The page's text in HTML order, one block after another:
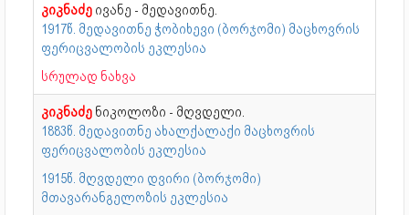
კიკნაძე ივანე - მედავითნე.
1917წ. მედავითნე ჭობიხევი (ბორჯომი) მაცხოვრის
ფერიცვალობის ეკლესია
სრულად ნახვა
კიკნაძე ნიკოლოზი - მღვდელი.
1883წ. მედავითნე ახალქალაქი მაცხოვრის
ფერიცვალობის ეკლესია
1915წ. მღვდელი დვირი (ბორჯომი)
მთავარანგელოზის ეკლესია